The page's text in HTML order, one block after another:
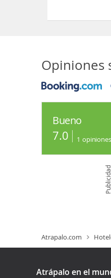
Opiniones
Bueno
7.0 1 opiniones
Publicidad
Atrapalo.com
Atrápalo en el